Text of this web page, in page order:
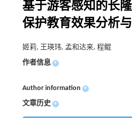
基于游客感知的长
保护教育效果分析
姬莉, 王瑛玮, 孟和达来, 程鲲
作者信息 +
Author information +
文章历史 +